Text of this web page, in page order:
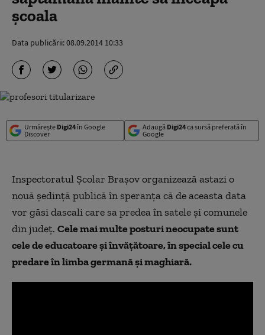
școala
Data publicării:08.09.2014 10:33
Urmărește Digi24în Google
Discover
Adaugă Digi24ca sursă preferată în
Google
Inspectoratul Şcolar Braşov organizează astazi o
nouă şedinţă publică în speranţa că de aceasta data
vor găsi dascali care sa predea în satele şi comunele
din judeţ. Cele mai multe posturi neocupate sunt
cele de educatoare şi învăţătoare, în special cele cu
predare în limba germană şi maghiară.